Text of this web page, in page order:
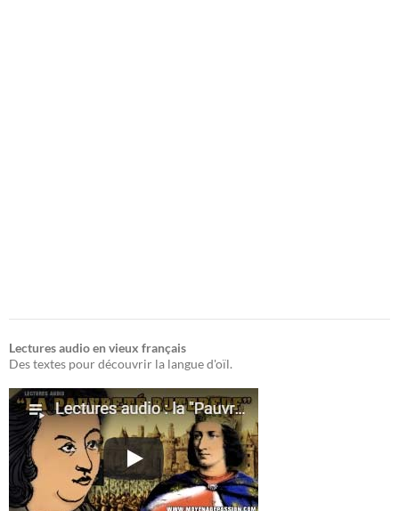
Lectures audio en vieux français
Des textes pour découvrir la langue d'oïl.